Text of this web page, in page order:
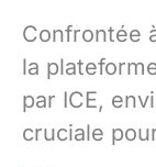
Confrontée
la
par ICE,
cruciale